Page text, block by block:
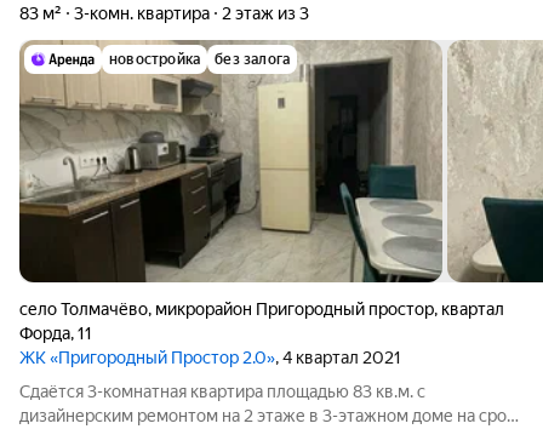
83 м² 3-комн. квартира 2 этаж из 3
новостройка без залога
село Толмачёво, микрорайон Пригородный простор, квартал
Форда,11
ЖК «Пригородный Простор 2.0», 4 квартал 2021
Сдаётся 3-комнатная квартира площадью 83 кв.м. с
дизайнерским ремонтом на 2 этаже в 3-этажном доме на срок